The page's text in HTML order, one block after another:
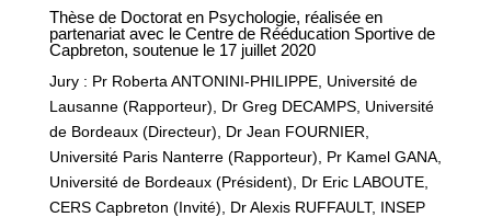
Thèse de Doctorat en Psychologie, réalisée en
partenariat avec le Centre de Rééducation Sportive de
Capbreton, soutenue le 17 juillet 2020
Jury : Pr Roberta ANTONINI-PHILIPPE, Université de
Lausanne (Rapporteur), Dr Greg DECAMPS, Université
de Bordeaux (Directeur), Dr Jean FOURNIER,
Université Paris Nanterre (Rapporteur), Pr Kamel GANA,
Université de Bordeaux (Président), Dr Eric LABOUTE,
CERS Capbreton (Invité), Dr Alexis RUFFAULT, INSEP